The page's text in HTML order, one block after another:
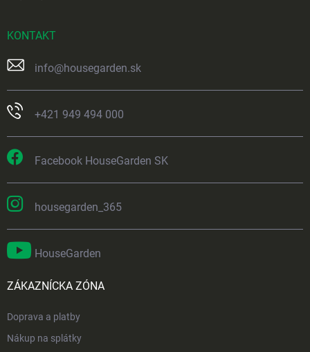
KONTAKT
info@housegarden.sk
+421 949 494 000
Facebook HouseGarden SK
housegarden_365
HouseGarden
ZÁKAZNÍCKA ZÓNA
Doprava a platby
Nákup na splátky